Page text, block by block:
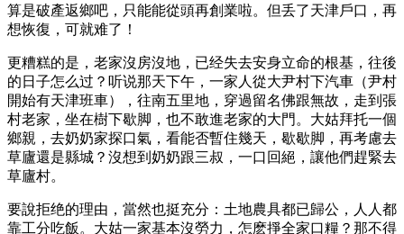
算是破產返鄉吧，只能能從頭再創業啦。但丢了天津戶口，再
想恢復，可就难了！
更糟糕的是，老家沒房沒地，已经失去安身立命的根基，往後
的日子怎么过？听说那天下午，一家人從大尹村下汽車（尹村
開始有天津班車），往南五里地，穿過留名佛跟無故，走到張
村老家，坐在樹下歇脚，也不敢進老家的大門。大姑拜托一個
鄉親，去奶奶家探口氣，看能否暫住幾天，歇歇脚，再考慮去
草廬還是縣城？沒想到奶奶跟三叔，一口回絕，讓他們趕緊去
草廬村。
要說拒绝的理由，當然也挺充分：土地農具都已歸公，人人都
靠工分吃飯。大姑一家基本沒勞力，怎麽掙全家口糧？那不得